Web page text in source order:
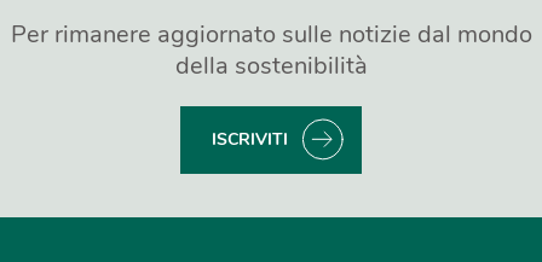
Per rimanere aggiornato sulle notizie dal mondo
della sostenibilità
ISCRIVITI